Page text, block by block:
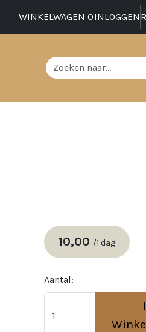
WINKELWAGEN 0INLOGGEN
10,00 /1 dag
Aantal: